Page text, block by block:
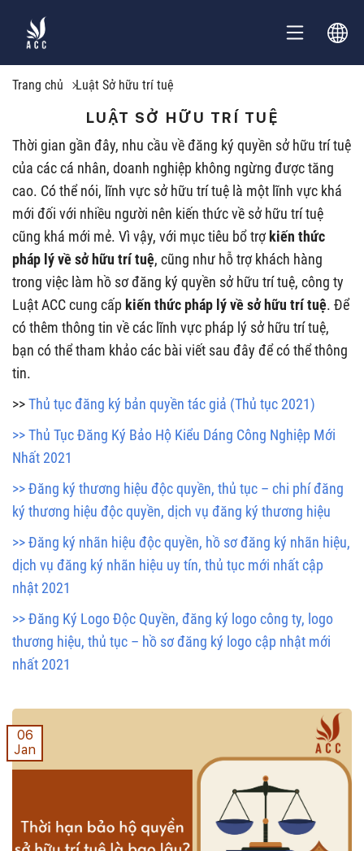
Trang chủ Luật Sở hữu trí tuệ
LUẬT SỞ HỮU TRÍ TUỆ
Thời gian gần đây, nhu cầu về đăng ký quyền sở hữu trí tuệ
của các cá nhân, doanh nghiệp không ngừng được tăng
cao. Có thể nói, lĩnh vực sở hữu trí tuệ là một lĩnh vực khá
mới đối với nhiều người nên kiến thức về sở hữu trí tuệ
cũng khá mới mẻ. Vì vậy, với mục tiêu bổ trợ kiến thức
pháp lý về sở hữu trí tuệ, cũng như hỗ trợ khách hàng
trong việc làm hồ sơ đăng ký quyền sở hữu trí tuệ, công ty
Luật ACC cung cấp kiến thức pháp lý về sở hữu trí tuệ. Để
có thêm thông tin về các lĩnh vực pháp lý sở hữu trí tuệ,
bạn có thể tham khảo các bài viết sau đây để có thể thông
tin.
>>Thủ tục đăng ký bản quyền tác giả (Thủ tục 2021)
>> Thủ Tục Đăng Ký Bảo Hộ Kiểu Dáng Công Nghiệp Mới
Nhất 2021
>> Đăng ký thương hiệu độc quyền, thủ tục – chi phí đăng
ký thương hiệu độc quyền, dịch vụ đăng ký thương hiệu
>> Đăng ký nhãn hiệu độc quyền, hồ sơ đăng ký nhãn hiệu,
dịch vụ đăng ký nhãn hiệu uy tín, thủ tục mới nhất cập
nhật 2021
>> Đăng Ký Logo Độc Quyền, đăng ký logo công ty, logo
thương hiệu, thủ tục – hồ sơ đăng ký logo cập nhật mới
nhất 2021
06
Jan